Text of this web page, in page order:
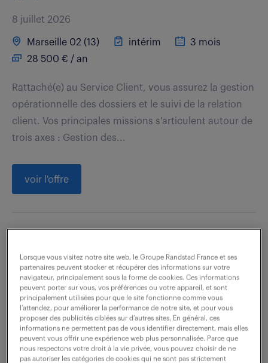
8 juillet 2026
Marseille 02 (13) intérim
3 mois
28 500 € / an
Rattaché(e) au Service Client, vous assurez la gestion
opérationnelle des dossiers et le suivi de la relation
client. Vos principales missions s'articulent autour de
trois axes : Gestion des...
voir l'offre
7 juillet 2026
Lyon 09 (69) intérim
18 mois
2 200 - 2 500 € / mois
Quelles perspectives futures passionnantes réserve
le poste d'Assistant commercial (F/H) ? Dans ce rôle,
Lorsque vous visitez notre site web, le Groupe Randstad France et ses
partenaires peuvent stocker et récupérer des informations sur votre
navigateur, principalement sous la forme de cookies. Ces informations
peuvent porter sur vous, vos préférences ou votre appareil, et sont
principalement utilisées pour que le site fonctionne comme vous
l’attendez, pour améliorer la performance de notre site, et pour vous
proposer des publicités ciblées sur d’autres sites. En général, ces
informations ne permettent pas de vous identifier directement, mais elles
peuvent vous offrir une expérience web plus personnalisée. Parce que
nous respectons votre droit à la vie privée, vous pouvez choisir de ne
pas autoriser les catégories de cookies qui ne sont pas strictement